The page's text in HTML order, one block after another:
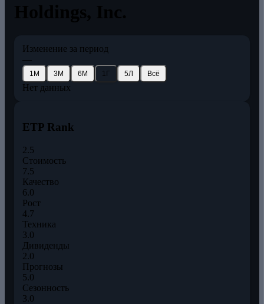
Изменение за период
—
1М 3М 6М 1Г 5Л Всё
Нет данных
ETP Rank
2.5
Стоимость
7.5
Качество
6.0
Рост
4.7
Техника
3.0
Дивиденды
2.0
Прогнозы
5.0
Сезонность
3.0